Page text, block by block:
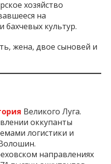
хозяйство
на
культур.
жена, двое сыновей и
Великого Луга.
оккупанты
логистики и
направлениях